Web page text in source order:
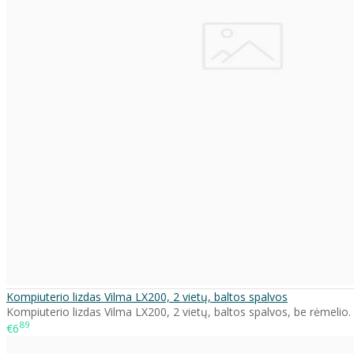
Kompiuterio lizdas Vilma LX200, 2 vietų, baltos spalvos
Kompiuterio lizdas Vilma LX200, 2 vietų, baltos spalvos, be rėmelio.
€689